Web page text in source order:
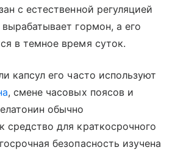
с естественной регуляцией
гормон, а его
в темное время суток.
капсул его часто используют
, смене часовых поясов и
обычно
средство для краткосрочного
безопасность изучена